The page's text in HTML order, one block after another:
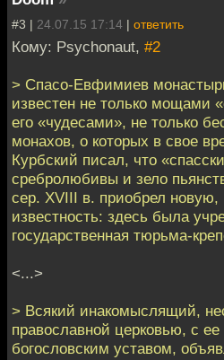
#3 | 24.07.15 17:14 | ответить
Кому: Psychonaut, #2
> Спасо-Евфимиев
известен не только мощами
его «чудесами», не только
монахов, о которых в свое
Курбский писал, что
сребролюбивы и зело
сер. XVIII в. приобрел
известность: здесь была
государственная тюрьма-
<...>
> Всякий инакомыслящий,
православной церковью, с
богословским уставом,